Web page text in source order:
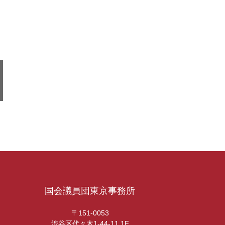
国会議員団東京事務所
〒151-0053